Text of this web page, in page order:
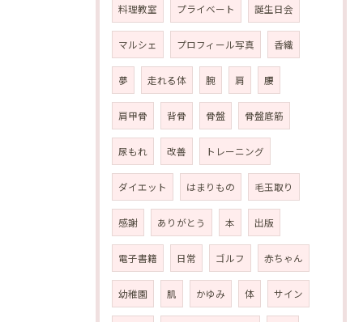
料理教室 プライベート 誕生日会
マルシェ プロフィール写真 香織
夢 走れる体 腕 肩 腰
肩甲骨 背骨 骨盤 骨盤底筋
尿もれ 改善 トレーニング
ダイエット はまりもの 毛玉取り
感謝 ありがとう 本 出版
電子書籍 日常 ゴルフ 赤ちゃん
幼稚園 肌 かゆみ 体 サイン